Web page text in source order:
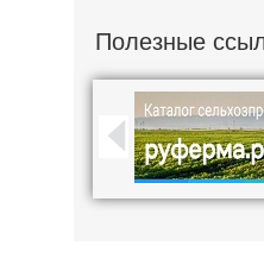
Полезные